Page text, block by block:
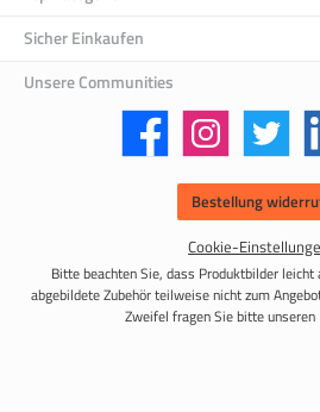
Sicher Einkaufen
Unsere Communities
Facebook Instagram Twitter
Bestellung
Cookie-
Bitte beachten Sie, dass Produktbilder leicht
abgebildete Zubehör teilweise nicht zum
Zweifel fragen Sie bitte unseren